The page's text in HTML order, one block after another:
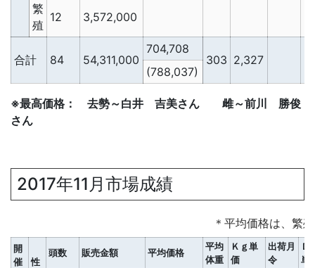
繁
殖
12 3,572,000
合計 84 54,311,000
704,708
303 2,327
(788,037)
※最高価格： 去勢～白井 吉美さん 雌～前川 勝俊
さん
2017年11月市場成績
＊平均価格は、繁
開
催
性
頭数 販売金額 平均価格
平均
体重
Ｋｇ単
価
出荷月
令
Ｄ
単